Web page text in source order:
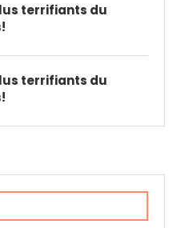
terrifiants du
terrifiants du